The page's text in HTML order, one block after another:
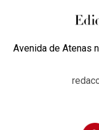
Avenida de Atenas